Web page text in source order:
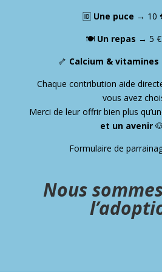
🆔 Une puce → 10
🍽️ Un repas → 5 €
🦴 Calcium & vitamines
Chaque contribution aide
vous avez
Merci de leur offrir bien plus
et un avenir
Formulaire de
Nous